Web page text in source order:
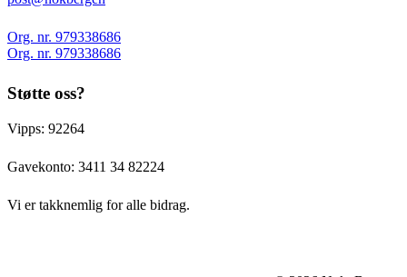
Org. nr. 979338686
Org. nr. 979338686
Støtte oss?
Vipps: 92264
Gavekonto: 3411 34 82224
Vi er takknemlig for alle bidrag.